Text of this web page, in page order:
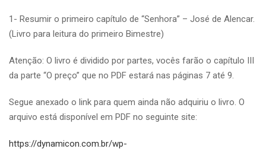
1- Resumir o primeiro capítulo de “Senhora” – José de Alencar.
(Livro para leitura do primeiro Bimestre)
Atenção: O livro é dividido por partes, vocês farão o capítulo III
da parte “O preço” que no PDF estará nas páginas 7 até 9.
Segue anexado o link para quem ainda não adquiriu o livro. O
arquivo está disponível em PDF no seguinte site:
https://dynamicon.com.br/wp-